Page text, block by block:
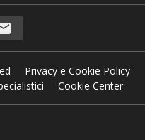
Privacy e Cookie Policy
Cookie Center